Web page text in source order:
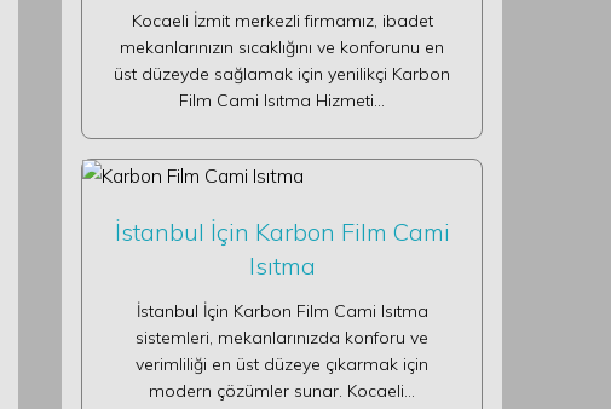
Kocaeli İzmit merkezli firmamız, ibadet
mekanlarınızın sıcaklığını ve konforunu en
üst düzeyde sağlamak için yenilikçi Karbon
Film Cami Isıtma Hizmeti…
İstanbul İçin Karbon Film Cami
Isıtma
İstanbul İçin Karbon Film Cami Isıtma
sistemleri, mekanlarınızda konforu ve
verimliliği en üst düzeye çıkarmak için
modern çözümler sunar. Kocaeli…